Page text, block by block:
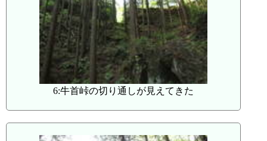
6:牛首峠の切り通しが見えてきた